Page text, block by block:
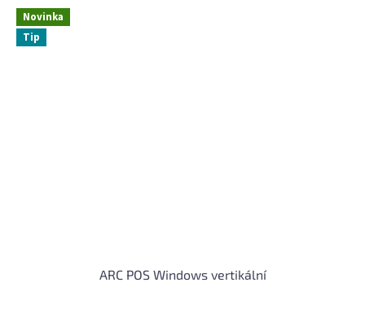
Novinka
Tip
ARC POS Windows vertikální